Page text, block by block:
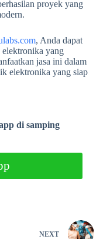
proyek yang
, Anda dapat
yang
jasa ini dalam
elektronika yang siap
di samping
NEXT